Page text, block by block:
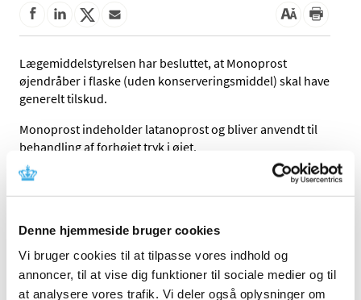
Denne hjemmeside bruger cookies
Vi bruger cookies til at tilpasse vores indhold og
annoncer, til at vise dig funktioner til sociale medier og til
at analysere vores trafik. Vi deler også oplysninger om
Lægemiddelstyrelsen har besluttet, at Monoprost
øjendråber i flaske (uden konserveringsmiddel) skal have
generelt tilskud.
Monoprost indeholder latanoprost og bliver anvendt til
behandling af forhøjet tryk i øjet.
Monoprost i enkeltdosisbeholder har aktuelt generelt
tilskud og markedsføres til en pris, der ligger på niveau
henvisning til lighedsprincippet får Monoprost i flaske
uden konserveringsmiddel derfor generelt tilskud.
Link